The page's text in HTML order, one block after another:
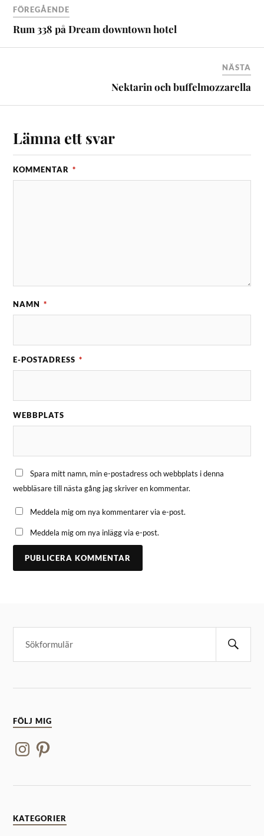
FÖREGÅENDE
Rum 338 på Dream downtown hotel
NÄSTA
Nektarin och buffelmozzarella
Lämna ett svar
KOMMENTAR *
NAMN *
E-POSTADRESS *
WEBBPLATS
Spara mitt namn, min e-postadress och webbplats i denna
webbläsare till nästa gång jag skriver en kommentar.
Meddela mig om nya kommentarer via e-post.
Meddela mig om nya inlägg via e-post.
FÖLJ MIG
KATEGORIER